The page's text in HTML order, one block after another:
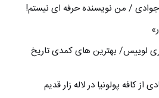
جوادی / من نویسنده حرفه ای نیستم!
برتر جری لوییس/ بهترین های کمدی تاریخ
از کافه پولونیا در لاله زار قدیم